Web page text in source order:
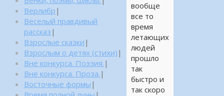
вообще
все то
время
летающих
людей
прошло
так
быстро и
так скоро
Верлибр |
Веселый правдивый
рассказ |
Взрослые сказки |
Взрослым о детях (стихи) |
Вне конкурса. Поэзия. |
Вне конкурса. Проза. |
Восточные формы |